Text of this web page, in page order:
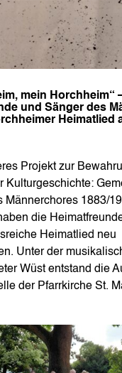
mein Horchheim“
und Sänger des
Heimatlied
Projekt zur
Kulturgeschichte:
Männerchores 1883/
die
Heimatlied neu
Unter der
Wüst entstand die
der Pfarrkirche St.